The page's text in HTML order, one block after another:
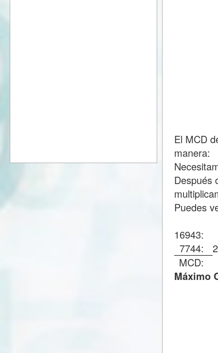
El MCD
manera:
Después
Puedes
16943:
7744:2
MCD:
Máximo